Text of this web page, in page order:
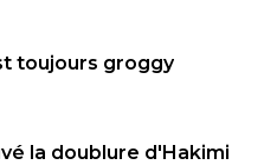
toujours groggy
la doublure d'Hakimi